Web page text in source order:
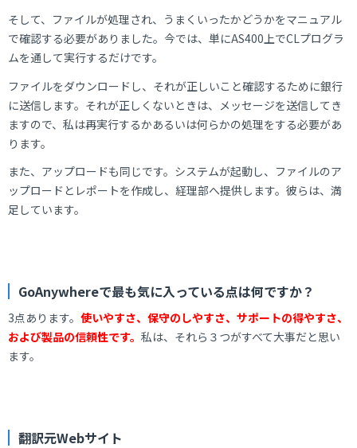
そして、ファイルが処理され、うまくいったかどうかをマニュアル
で確認する必要がありました。今では、単にAS400上でCLプログラ
ムを通して実行するだけです。
ファイルをダウンロードし、それが正しいこと確認するために銀行
に送信します。それが正しくないときは、メッセージを送信してき
ますので、私は再実行するかあるいは何らかの処理をする必要があ
ります。
また、アップロードも同じです。システムが起動し、ファイルのア
ップロードとレポートを作成し、経理部へ提供します。彼らは、満
足しています。
GoAnywhereで最も気に入っている点は何ですか？
3点あります。 使いやすさ、保守のしやすさ、サポートの得やすさ、
および製品の信頼性です。 私は、それら３つがすべて大事だと思い
ます。
翻訳元Webサイト